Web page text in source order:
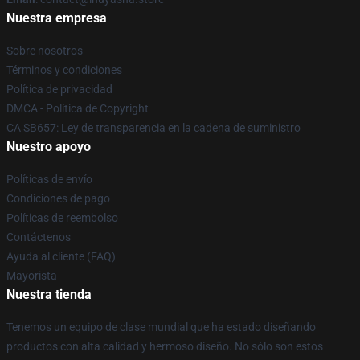
Nuestra empresa
Sobre nosotros
Términos y condiciones
Política de privacidad
DMCA - Política de Copyright
CA SB657: Ley de transparencia en la cadena de suministro
Nuestro apoyo
Políticas de envío
Condiciones de pago
Políticas de reembolso
Contáctenos
Ayuda al cliente (FAQ)
Mayorista
Nuestra tienda
Tenemos un equipo de clase mundial que ha estado diseñando
productos con alta calidad y hermoso diseño. No sólo son estos